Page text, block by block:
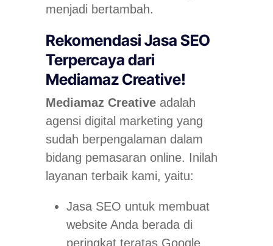
menjadi bertambah.
Rekomendasi Jasa SEO
Terpercaya dari
Mediamaz Creative!
Mediamaz Creative adalah
agensi digital marketing yang
sudah berpengalaman dalam
bidang pemasaran online. Inilah
layanan terbaik kami, yaitu:
Jasa SEO untuk membuat
website Anda berada di
peringkat teratas Google